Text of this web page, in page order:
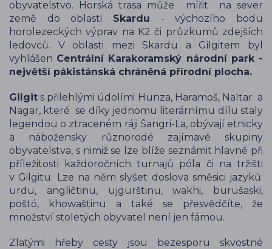
obyvatelstvo. Horská trasa může mířit na sever
země do oblasti Skardu - výchozího bodu
horolezeckých výprav na K2 či průzkumů zdejších
ledovců. V oblasti mezi Skardu a Gilgitem byl
vyhlášen Centrální Karakoramský národní park -
největší pákistánská chráněná přírodní plocha.
Gilgit s přilehlými údolími Hunza, Haramoš, Naltar a
Nagar, které se díky jednomu literárnímu dílu staly
legendou o ztraceném ráji Šangri-La, obývají etnicky
a nábožensky různorodé zajímavé skupiny
obyvatelstva, s nimiž se lze blíže seznámit hlavně při
příležitosti každoročních turnajů póla či na tržišti
v Gilgitu. Lze na něm slyšet doslova směsici jazyků:
urdu, angličtinu, ujgurštinu, wakhi, burušaski,
poštó, khowaštinu a také se přesvědčíte, že
množství stoletých obyvatel není jen fámou.
Zlatými hřeby cesty jsou bezesporu skvostné